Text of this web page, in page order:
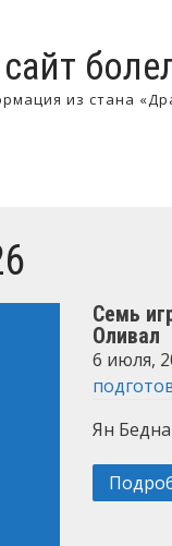
из стана
Семь
Оливал
6 июля,
Ян